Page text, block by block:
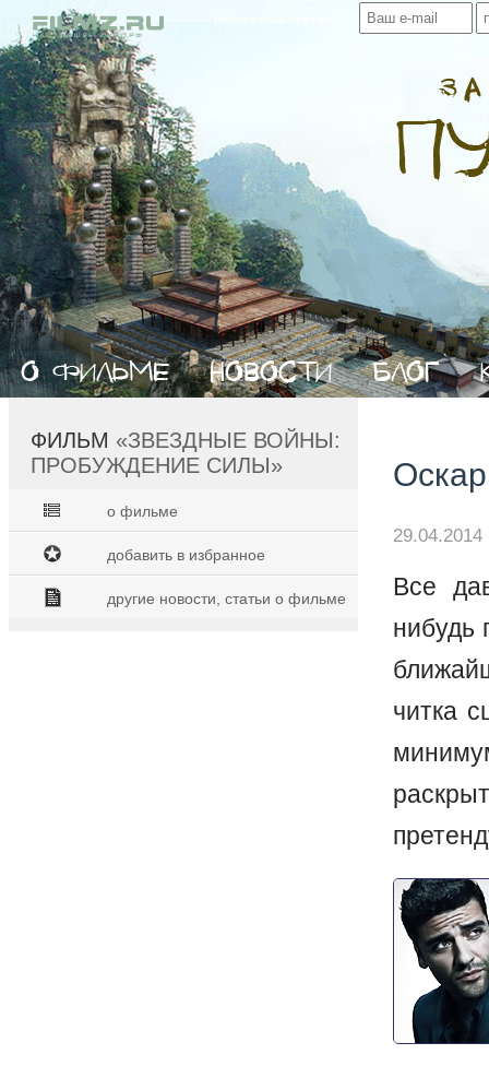
Все
нибудь
читка
ФИЛЬМ «ЗВЕЗДНЫЕ ВОЙНЫ:
ПРОБУЖДЕНИЕ СИЛЫ»
о фильме
добавить в избранное
другие новости, статьи о фильме